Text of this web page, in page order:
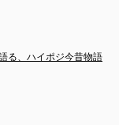
る、ハイポジ今昔物語